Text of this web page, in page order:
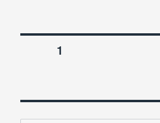
Beitragsnavigation
1